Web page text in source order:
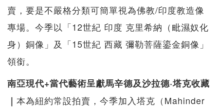
賣，要是不嚴格分類可簡單視為佛教/印度教造像
專場。今季以「12世紀 印度 克里希納（毗濕奴化
身）銅像」及「15世紀 西藏 彌勒菩薩鎏金銅像」
領銜。
南亞現代+當代藝術呈獻馬辛德及沙拉德·塔克收藏
｜ 本為紐約常設拍賣，今季加入塔克（Mahinder